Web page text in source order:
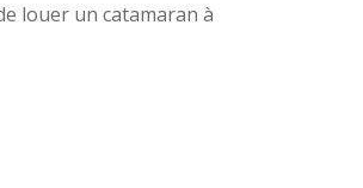
louer un catamaran à